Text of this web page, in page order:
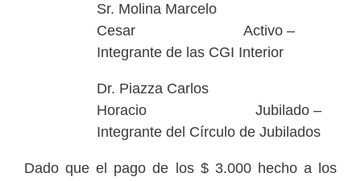
Sr. Molina Marcelo
Cesar Activo –
Integrante de las CGI Interior
Dr. Piazza Carlos
Horacio Jubilado –
Integrante del Círculo de Jubilados
Dado que el pago de los $ 3.000 hecho a los